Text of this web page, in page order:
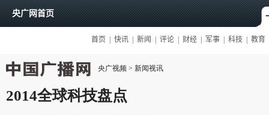
央广视频 > 新闻视讯
2014全球科技盘点